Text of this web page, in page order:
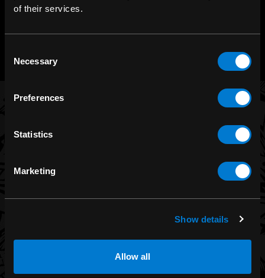
of their services.
Selection
Necessary
Preferences
Statistics
Marketing
Show details
Allow all
m.me/zonerock/